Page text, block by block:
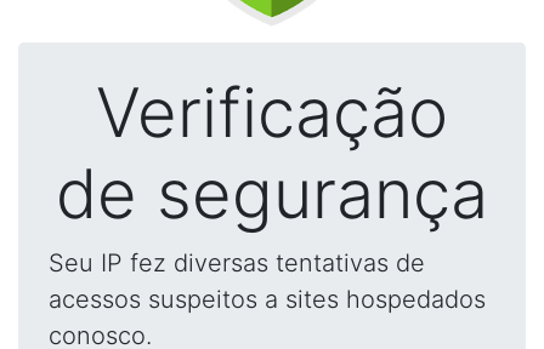
Verificação
de segurança
Seu IP fez diversas tentativas de
acessos suspeitos a sites hospedados
conosco.